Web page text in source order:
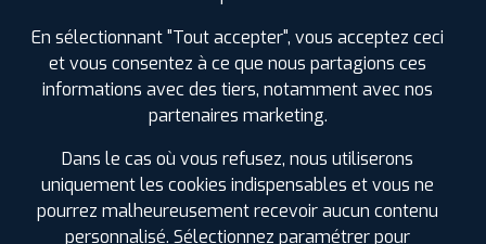
22 juillet 2024
Et oui il existe encore des gens serviables et honnêtes
sur cette terre.
Merci à vous monsieur d'avoir résolu, en urgence, notre
souci ce matin avec notre camping car .
Les belges vous remercient et vous recommandent
En sélectionnant "Tout accepter", vous acceptez ceci
et vous consentez à ce que nous partagions ces
informations avec des tiers, notamment avec nos
partenaires marketing.
Dans le cas où vous refusez, nous utiliserons
uniquement les cookies indispensables et vous ne
pourrez malheureusement recevoir aucun contenu
personnalisé. Sélectionnez paramétrer pour